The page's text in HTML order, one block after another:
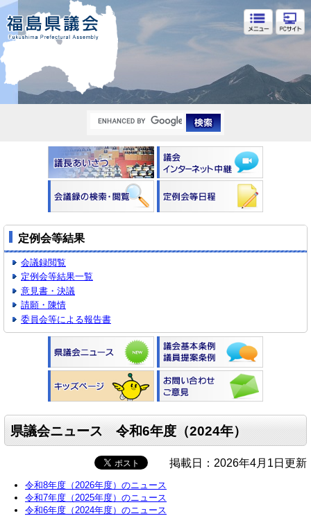
福島県議会
定例会等結果
会議録閲覧
定例会等結果一覧
意見書・決議
請願・陳情
委員会等による報告書
県議会ニュース 令和6年度（2024年）
掲載日：2026年4月1日更新
令和8年度（2026年度）のニュース
令和7年度（2025年度）のニュース
令和6年度（2024年度）のニュース